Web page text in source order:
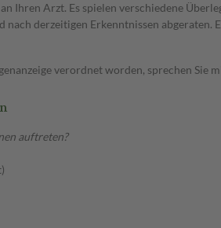
Ihren Arzt. Es spielen verschiedene
derzeitigen Erkenntnissen abgeraten.
verordnet worden, sprechen Sie
auftreten?